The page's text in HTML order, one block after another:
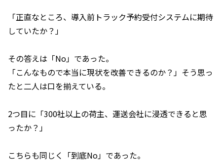
「正直なところ、導入前トラック予約受付システムに期待
していたか？」
その答えは「No」であった。
「こんなもので本当に現状を改善できるのか？」そう思っ
たと二人は口を揃えている。
2つ目に「300社以上の荷主、運送会社に浸透できると思
ったか？」
こちらも同じく「到底No」であった。